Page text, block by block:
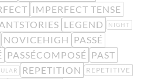
IMPERFECT TENSE
LEGEND NIGHT
NOVICEHIGH PASSÉ
PASSÉCOMPOSÉ PAST
REPETITION
REPETITIVE